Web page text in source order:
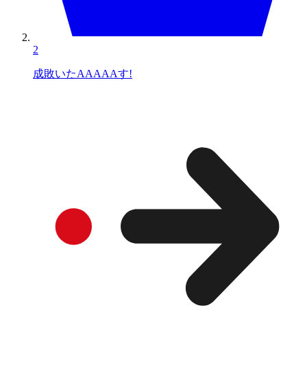
2
成敗いたAAAAAす!